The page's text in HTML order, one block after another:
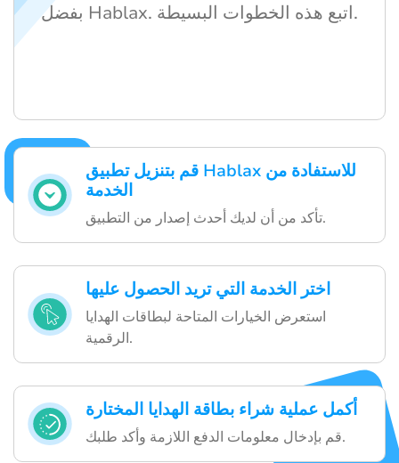
قم بتنزيل تطبيق Hablax للاستفادة من
الخدمة
تأكد من أن لديك أحدث إصدار من التطبيق.
اختر الخدمة التي تريد الحصول عليها
استعرض الخيارات المتاحة لبطاقات الهدايا
الرقمية.
أكمل عملية شراء بطاقة الهدايا المختارة
قم بإدخال معلومات الدفع اللازمة وأكد طلبك.
بفضل Hablax. اتبع هذه الخطوات البسيطة.